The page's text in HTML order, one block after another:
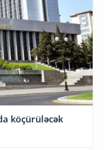
köçürüləcək